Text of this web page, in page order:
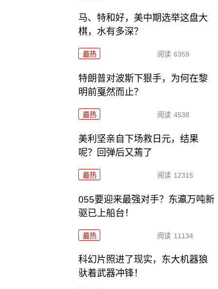
马、特和好，美中期选举这盘大
棋，水有多深？
最热 阅读 6359
特朗普对波斯下狠手，为何在黎
明前戛然而止？
最热 阅读 4538
美利坚亲自下场救日元，结果
呢？回弹后又蔫了
最热 阅读 12315
055要迎来最强对手？东瀛万吨新
驱已上船台！
最热 阅读 11134
科幻片照进了现实，东大机器狼
驮着武器冲锋！